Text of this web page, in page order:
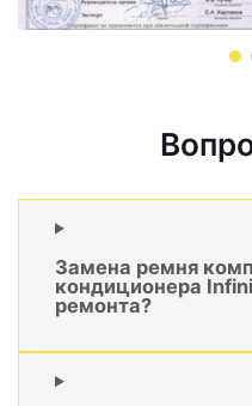
Замена ремня
кондиционера
ремонта?